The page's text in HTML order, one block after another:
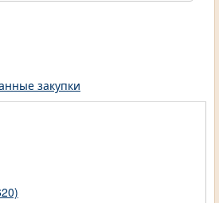
закупки